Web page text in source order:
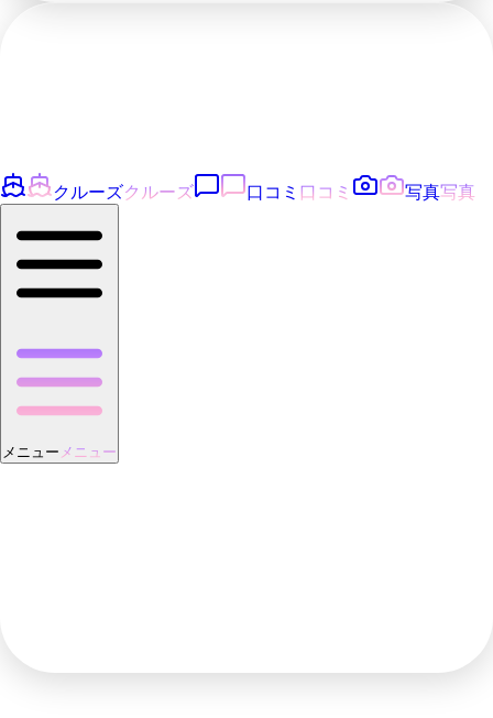
クルーズクルーズ 口コミ 口コミ 写真写真
メニュー メニュー